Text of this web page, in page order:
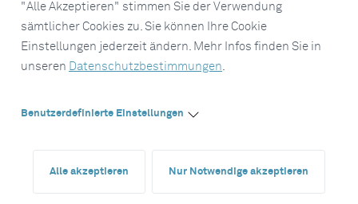
"Alle Akzeptieren" stimmen Sie der Verwendung
sämtlicher Cookies zu. Sie können Ihre Cookie
Einstellungen jederzeit ändern. Mehr Infos finden Sie in
unseren Datenschutzbestimmungen.
Benutzerdefinierte Einstellungen
Alle akzeptieren Nur Notwendige akzeptieren